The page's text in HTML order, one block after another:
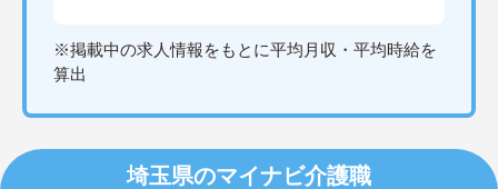
※掲載中の求人情報をもとに平均月収・平均時給を
算出
埼玉県のマイナビ介護職